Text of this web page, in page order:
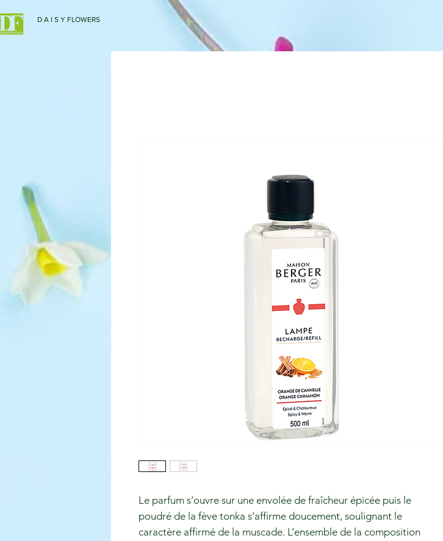
D A I S Y FLOWERS
Le parfum s’ouvre sur une envolée de fraîcheur épicée puis le
poudré de la fève tonka s’affirme doucement, soulignant le
caractère affirmé de la muscade. L’ensemble de la composition